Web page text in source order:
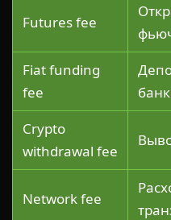
Futures fee
Fiat funding
fee
Crypto
withdrawal fee
Network fee